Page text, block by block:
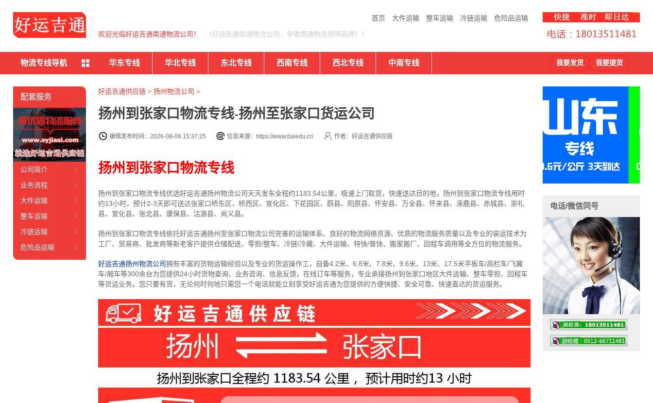
首页 大件运输 整车运输 冷链运输 危险品运输
欢迎光临好运吉通南通物流公司！ （好运吉通南通物流公司，争做南通物流领导品牌！）
物流专线导航 华东专线 华北专线 东北专线 西南专线 西北专线 中南专线 我要发货 我要提货
好运吉通供应链> 扬州物流公司 >
扬州到张家口物流专线-扬州至张家口货运公司
编辑发布时间：2026-08-06 15:37:25 信息来源：https://www.baiedu.cn 作者：好运吉通供应链
扬州到张家口物流专线
扬州到张家口物流专线优选好运吉通扬州物流公司天天发车全程约1183.54公里， 极速上门取货，快速送达目的地，扬州到张家口物流专线用时
约13小时，预计2-3天即可送达张家口桥东区、桥西区、宣化区、下花园区、蔚县、阳原县、怀安县、万全县、怀来县、涿鹿县、赤城县、崇礼
县、宣化县、张北县、康保县、沽源县、尚义县。
扬州到张家口物流专线依托好运吉通扬州至张家口物流公司完善的运输体系、良好的物流网络资源、优质的物流服务质量以及专业的装运技术为
工厂、贸易商、批发商等新老客户提供仓储配送、零担/整车、冷链/冷藏、大件运输、特快/普快、搬家搬厂、回程车调用等全方位的物流服务。
好运吉通扬州物流公司拥有丰富的货物运输经验以及专业的货运操作工，自备4.2米、6.8米、7.8米、9.6米、13米、17.5米平板车/高栏车/飞翼
车/厢车等300余台为您提供24小时货物查询、业务咨询、信息反馈，在线订车等服务， 专业承接扬州到张家口地区大件运输、整车零担、回程车
等货运业务。 您只要有货，无论何时何地只需您一个电话就能立刻享受好运吉通为您提供的方便快捷、安全可靠、快速直达的货运服务。
配套服务
公司简介
业务流程
大件运输
整车运输
冷链运输
危险品运输
电话/微信同号